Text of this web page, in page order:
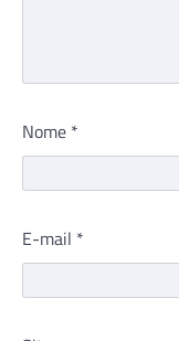
Nome *
E-mail *